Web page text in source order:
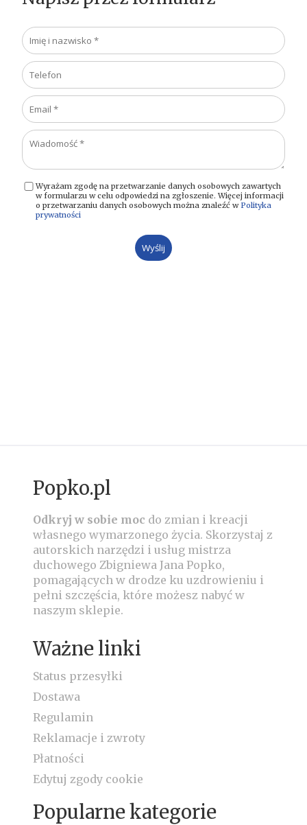
Wyrażam zgodę na przetwarzanie danych osobowych zawartych
w formularzu w celu odpowiedzi na zgłoszenie. Więcej informacji
o przetwarzaniu danych osobowych można znaleźć w Polityka
prywatności
Popko.pl
Odkryj w sobie moc do zmian i kreacji
własnego wymarzonego życia. Skorzystaj z
autorskich narzędzi i usług mistrza
duchowego Zbigniewa Jana Popko,
pomagających w drodze ku uzdrowieniu i
pełni szczęścia, które możesz nabyć w
naszym sklepie.
Ważne linki
Status przesyłki
Dostawa
Regulamin
Reklamacje i zwroty
Płatności
Edytuj zgody cookie
Popularne kategorie